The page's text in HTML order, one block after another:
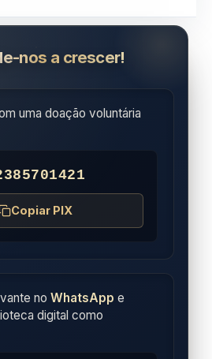
nos a crescer!
uma doação voluntária
Copiar PIX
noWhatsApp e
digital como